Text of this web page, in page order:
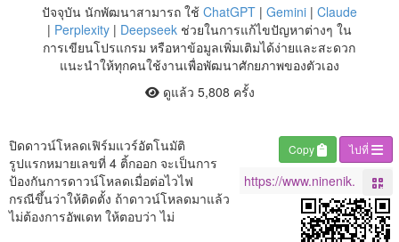
ปัจจุบัน นักพัฒนาสามารถ ใช้ ChatGPT| Gemini| Claude
| Perplexity| Deepseekช่วยในการแก้ไขปัญหาต่างๆ ใน
การเขียนโปรแกรม หรือหาข้อมูลเพิ่มเติมได้ง่ายและสะดวก
แนะนำให้ทุกคนใช้งานเพื่อพัฒนาศักยภาพของตัวเอง
ดูแล้ว 5,808 ครั้ง
ไปที่
Copy
ปิดดาวน์โหลดเฟิร์มแวร์อัตโนมัติ
รูปแรกหมายเลขที่ 4 ติ้กออก จะเป็นการ
ป้องกันการดาวน์โหลดเมื่อต่อไวไฟ
กรณีขึ้นว่าให้ติดตั้ง ถ้าดาวน์โหลดมาแล้ว
ไม่ต้องการอัพเดท ให้ตอบว่า ไม่